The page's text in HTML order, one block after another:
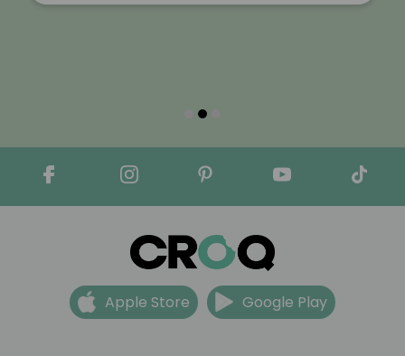
Apple Store Google Play